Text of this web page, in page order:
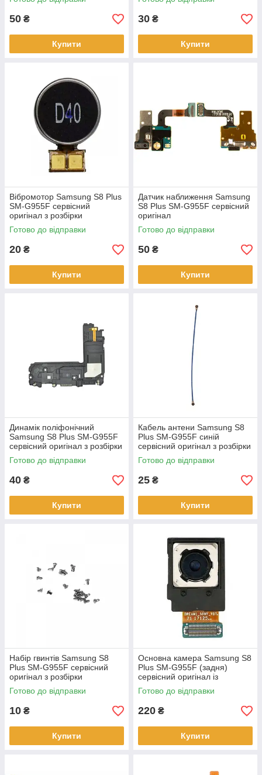
50 ₴
Купити
30 ₴
Купити
Вібромотор Samsung S8 Plus
SM-G955F сервісний
оригінал з розбірки
Готово до відправки
20 ₴
Купити
Датчик наближення Samsung
S8 Plus SM-G955F сервісний
оригінал
Готово до відправки
50 ₴
Купити
Динамік поліфонічний
Samsung S8 Plus SM-G955F
сервісний оригінал з розбірки
Готово до відправки
40 ₴
Купити
Кабель антени Samsung S8
Plus SM-G955F синій
сервісний оригінал з розбірки
Готово до відправки
25 ₴
Купити
Набір гвинтів Samsung S8
Plus SM-G955F сервісний
оригінал з розбірки
Готово до відправки
10 ₴
Купити
Основна камера Samsung S8
Plus SM-G955F (задня)
сервісний оригінал із
розбирання
Готово до відправки
220 ₴
Купити